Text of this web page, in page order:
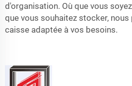
d'organisation. Où que vous
que vous souhaitez stocker,
caisse adaptée à vos besoins.